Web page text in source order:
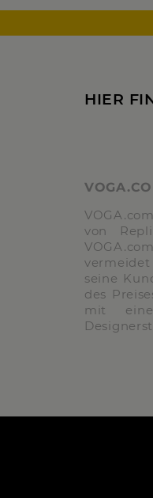
HIER
von
seine
des
mit